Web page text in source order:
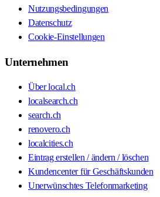
Nutzungsbedingungen
Datenschutz
Cookie-Einstellungen
Unternehmen
Über local.ch
localsearch.ch
search.ch
renovero.ch
localcities.ch
Eintrag erstellen / ändern / löschen
Kundencenter für Geschäftskunden
Unerwünschtes Telefonmarketing